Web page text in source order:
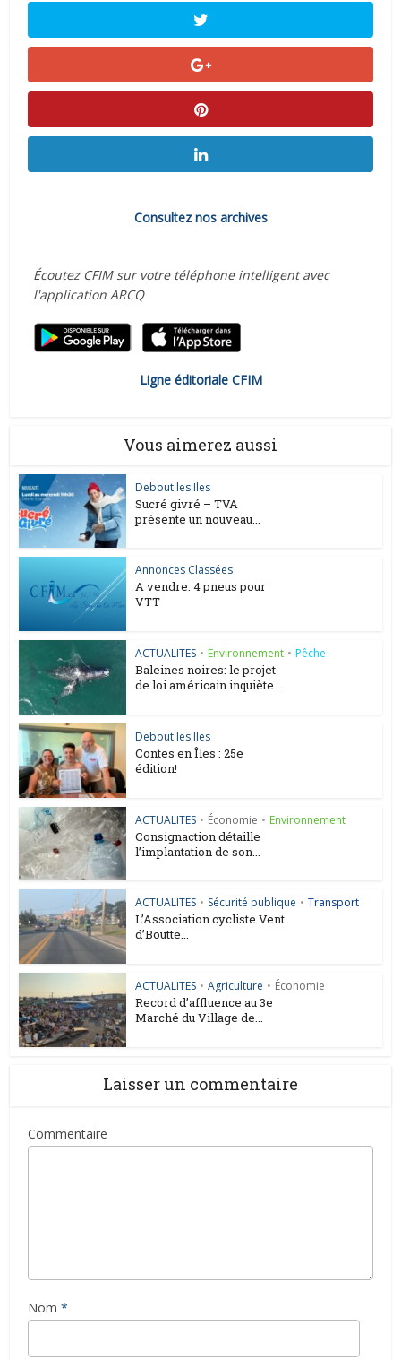
Consultez nos archives
Écoutez CFIM sur votre téléphone intelligent avec
l'application ARCQ
Ligne éditoriale CFIM
Vous aimerez aussi
Debout les Iles
Sucré givré – TVA
présente un nouveau...
Annonces Classées
A vendre: 4 pneus pour
VTT
ACTUALITES • Environnement • Pêche
Baleines noires: le projet
de loi américain inquiète...
Debout les Iles
Contes en Îles : 25e
édition!
ACTUALITES • Économie • Environnement
Consignaction détaille
l’implantation de son...
ACTUALITES • Sécurité publique • Transport
L’Association cycliste Vent
d’Boutte...
ACTUALITES • Agriculture • Économie
Record d’affluence au 3e
Marché du Village de...
Laisser un commentaire
Commentaire
Nom *